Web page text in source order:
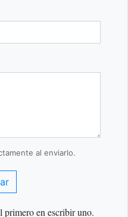
al enviarlo.
primero en escribir uno.